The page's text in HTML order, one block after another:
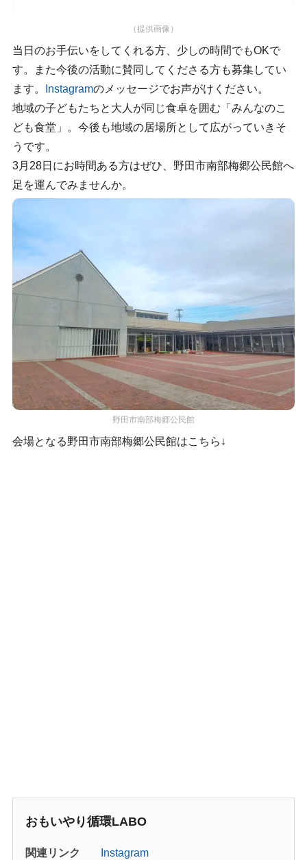
（提供画像）
当日のお手伝いをしてくれる方、少しの時間でもOKで
す。また今後の活動に賛同してくださる方も募集してい
ます。
Instagramのメッセージでお声がけください。
地域の子どもたちと大人が同じ食卓を囲む「みんなのこ
ども食堂」。今後も地域の居場所として広がっていきそ
うです。
3月28日にお時間ある方はぜひ、野田市南部梅郷公民館へ
足を運んでみませんか。
野田市南部梅郷公民館
会場となる野田市南部梅郷公民館はこちら↓
おもいやり循環LABO
関連リンク Instagram